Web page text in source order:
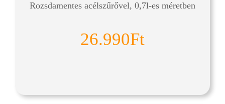
Rozsdamentes acélszűrővel, 0,7l-es méretben
26.990Ft